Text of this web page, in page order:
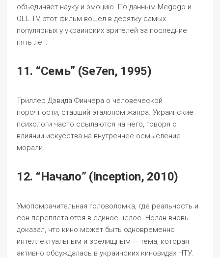
объединяет науку и эмоцию. По данным Megogo и
OLL.TV, этот фильм вошёл в десятку самых
популярных у украинских зрителей за последние
пять лет.
11. “Семь” (Se7en, 1995)
Триллер Дэвида Финчера о человеческой
порочности, ставший эталоном жанра. Украинские
психологи часто ссылаются на него, говоря о
влиянии искусства на внутреннее осмысление
морали.
12. “Начало” (Inception, 2010)
Умопомрачительная головоломка, где реальность и
сон переплетаются в единое целое. Нолан вновь
доказал, что кино может быть одновременно
интеллектуальным и зрелищным — тема, которая
активно обсуждалась в украинских киновидах НТУ.